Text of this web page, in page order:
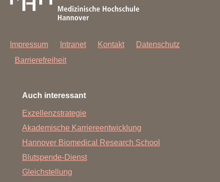
Impressum Intranet Kontakt
Datenschutz
Barrierefreiheit
Auch interessant
Exzellenzstrategie
Akademische Karriereentwicklung
Hannover Biomedical Research School
Blutspende-Dienst
Gleichstellung